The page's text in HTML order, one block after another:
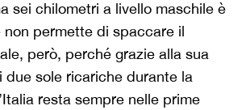
sei chilometri a livello maschile è
non permette di spaccare il
però, perché grazie alla sua
due sole ricariche durante la
resta sempre nelle prime